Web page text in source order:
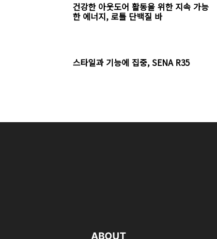
건강한 아웃도어 활동을 위한 지속 가능
한 에너지, 로틀 단백질 바
스타일과 기능에 집중, SENA R35
ABOUT